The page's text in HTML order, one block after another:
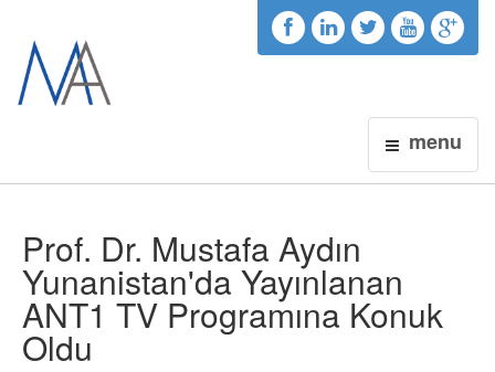
menu
Prof. Dr. Mustafa Aydın
Yunanistan'da Yayınlanan
ANT1 TV Programına Konuk
Oldu